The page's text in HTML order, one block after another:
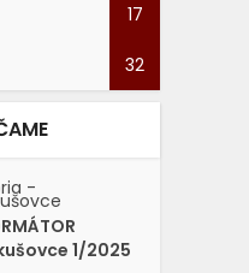
17
32
-
1/2025